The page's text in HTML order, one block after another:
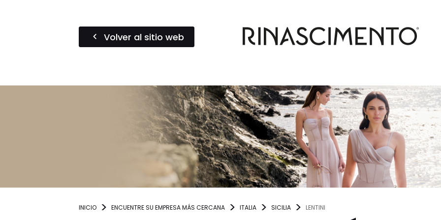
Volver al sitio web
INICIO ENCUENTRE SU EMPRESA MÁS CERCANA ITALIA SICILIA LENTINI